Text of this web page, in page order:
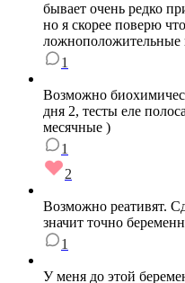
бывает очень редко
но я скорее поверю
ложноположительные
1
Возможно
дня 2, тесты еле
месячные )
1
2
Возможно реативят.
значит точно
1
У меня до этой